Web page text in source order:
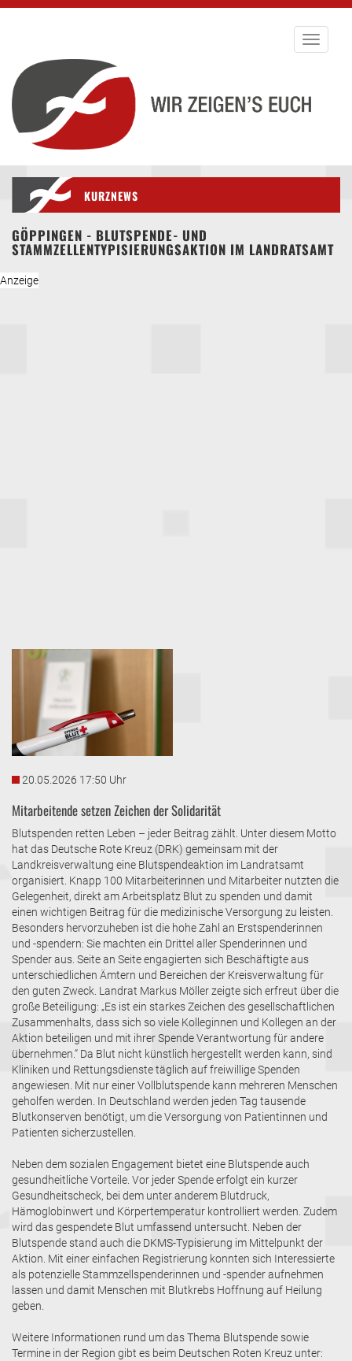
Toggle
KURZNEWS
GÖPPINGEN - BLUTSPENDE- UND
STAMMZELLENTYPISIERUNGSAKTION IM LANDRATSAMT
20.05.2026 17:50 Uhr
Mitarbeitende setzen Zeichen der Solidarität
Blutspenden retten Leben – jeder Beitrag zählt. Unter diesem Motto
hat das Deutsche Rote Kreuz (DRK) gemeinsam mit der
Landkreisverwaltung eine Blutspendeaktion im Landratsamt
organisiert. Knapp 100 Mitarbeiterinnen und Mitarbeiter nutzten die
Gelegenheit, direkt am Arbeitsplatz Blut zu spenden und damit
einen wichtigen Beitrag für die medizinische Versorgung zu leisten.
Besonders hervorzuheben ist die hohe Zahl an Erstspenderinnen
und -spendern: Sie machten ein Drittel aller Spenderinnen und
Spender aus. Seite an Seite engagierten sich Beschäftigte aus
unterschiedlichen Ämtern und Bereichen der Kreisverwaltung für
den guten Zweck. Landrat Markus Möller zeigte sich erfreut über die
große Beteiligung: „Es ist ein starkes Zeichen des gesellschaftlichen
Zusammenhalts, dass sich so viele Kolleginnen und Kollegen an der
Aktion beteiligen und mit ihrer Spende Verantwortung für andere
übernehmen.“ Da Blut nicht künstlich hergestellt werden kann, sind
Kliniken und Rettungsdienste täglich auf freiwillige Spenden
angewiesen. Mit nur einer Vollblutspende kann mehreren Menschen
geholfen werden. In Deutschland werden jeden Tag tausende
Blutkonserven benötigt, um die Versorgung von Patientinnen und
Patienten sicherzustellen.
Neben dem sozialen Engagement bietet eine Blutspende auch
gesundheitliche Vorteile. Vor jeder Spende erfolgt ein kurzer
Gesundheitscheck, bei dem unter anderem Blutdruck,
Hämoglobinwert und Körpertemperatur kontrolliert werden. Zudem
wird das gespendete Blut umfassend untersucht. Neben der
Blutspende stand auch die DKMS-Typisierung im Mittelpunkt der
Aktion. Mit einer einfachen Registrierung konnten sich Interessierte
als potenzielle Stammzellspenderinnen und -spender aufnehmen
lassen und damit Menschen mit Blutkrebs Hoffnung auf Heilung
geben.
Weitere Informationen rund um das Thema Blutspende sowie
Termine in der Region gibt es beim Deutschen Roten Kreuz unter: